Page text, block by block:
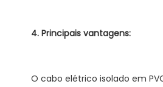
O cabo elétrico isolado em